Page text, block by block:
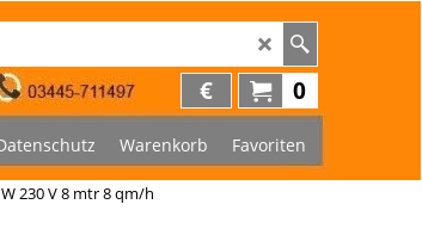
0
€
Warenkorb Favoriten
230 V 8 mtr 8 qm/h